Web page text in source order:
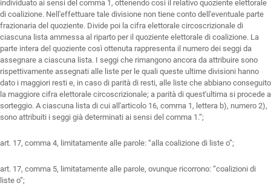
individuato ai sensi del comma 1, ottenendo così il relativo quoziente elettorale
di coalizione. Nell'effettuare tale divisione non tiene conto dell'eventuale parte
frazionaria del quoziente. Divide poi la cifra elettorale circoscrizionale di
ciascuna lista ammessa al riparto per il quoziente elettorale di coalizione. La
parte intera del quoziente così ottenuta rappresenta il numero dei seggi da
assegnare a ciascuna lista. I seggi che rimangono ancora da attribuire sono
rispettivamente assegnati alle liste per le quali queste ultime divisioni hanno
dato i maggiori resti e, in caso di parità di resti, alle liste che abbiano conseguito
la maggiore cifra elettorale circoscrizionale; a parità di quest'ultima si procede a
sorteggio. A ciascuna lista di cui all'articolo 16, comma 1, lettera b), numero 2),
sono attribuiti i seggi già determinati ai sensi del comma 1.”;
art. 17, comma 4, limitatamente alle parole: “alla coalizione di liste o”;
art. 17, comma 5, limitatamente alle parole, ovunque ricorrono: “coalizioni di
liste o”;